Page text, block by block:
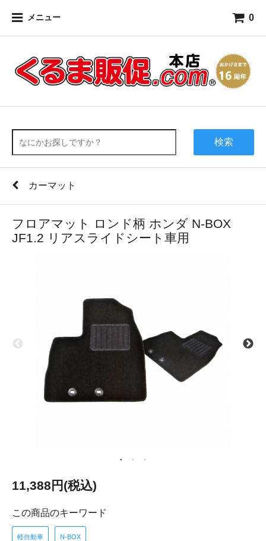
メニュー 0
検索
カーマット
フロアマット ロンド柄 ホンダ N-BOX
JF1.2 リアスライドシート車用
11,388円(税込)
この商品のキーワード
軽自動車 N-BOX